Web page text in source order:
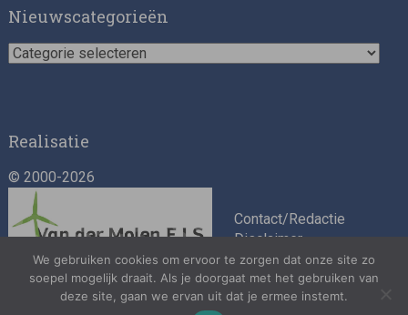
Nieuwscategorieën
Nieuwscategorieën
Realisatie
© 2000-2026
Contact/Redactie
Disclaimer
Algemene
voorwaarden
Privacybeleid
We gebruiken cookies om ervoor te zorgen dat onze site zo
soepel mogelijk draait. Als je doorgaat met het gebruiken van
deze site, gaan we ervan uit dat je ermee instemt.